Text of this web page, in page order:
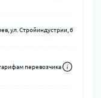
ул. Стройиндустрии, 6
перевозчика